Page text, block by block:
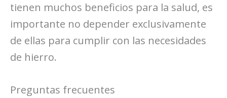
tienen muchos beneficios para la salud, es
importante no depender exclusivamente
de ellas para cumplir con las necesidades
de hierro.
Preguntas frecuentes